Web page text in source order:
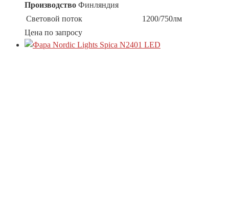
Производство Финляндия
Световой поток
1200/750лм
Цена по запросу